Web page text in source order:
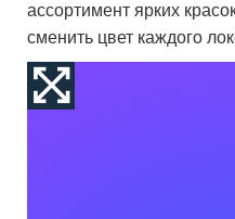
ассортимент ярких
сменить цвет каждого